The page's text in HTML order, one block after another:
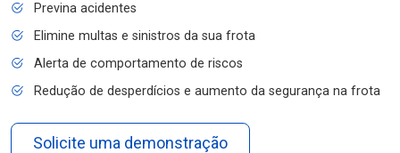
Previna acidentes
Elimine multas e sinistros da sua frota
Alerta de comportamento de riscos
Redução de desperdícios e aumento da segurança na frota
Solicite uma demonstração